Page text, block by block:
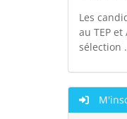
Les
au TEP
sélection .